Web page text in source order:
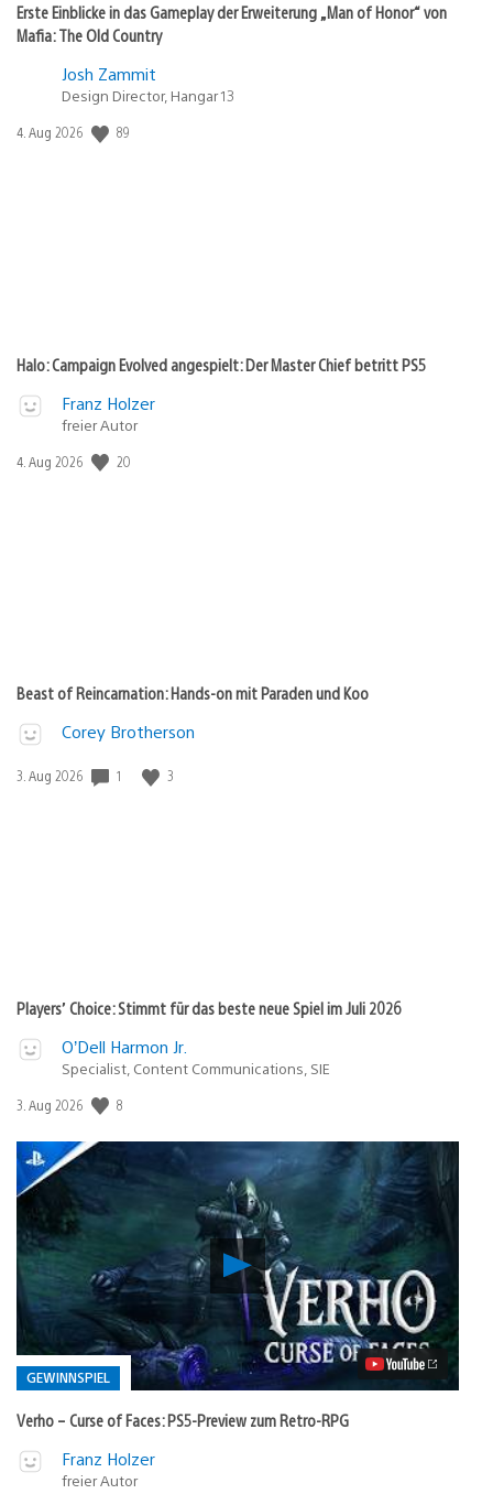
Erste Einblicke in das Gameplay der Erweiterung „Man of Honor“ von
Mafia: The Old Country
Josh Zammit
Design Director, Hangar 13
Veröffentlichungsdatum:
4. Aug 2026 89
Halo: Campaign Evolved angespielt: Der Master Chief betritt PS5
Franz Holzer
freier Autor
Veröffentlichungsdatum:
4. Aug 2026 20
Beast of Reincarnation: Hands-on mit Paraden und Koo
Corey Brotherson
Veröffentlichungsdatum:
3. Aug 2026 1 3
Players’ Choice: Stimmt für das beste neue Spiel im Juli 2026
O’Dell Harmon Jr.
Specialist, Content Communications, SIE
Veröffentlichungsdatum:
3. Aug 2026 8
Verho
–
Curse
of
Faces:
PS5-
Preview
zum
Retro-
GEWINNSPIEL
Verho – Curse of Faces: PS5-Preview zum Retro-RPG
Veröffentlicht
Franz Holzer
freier Autor